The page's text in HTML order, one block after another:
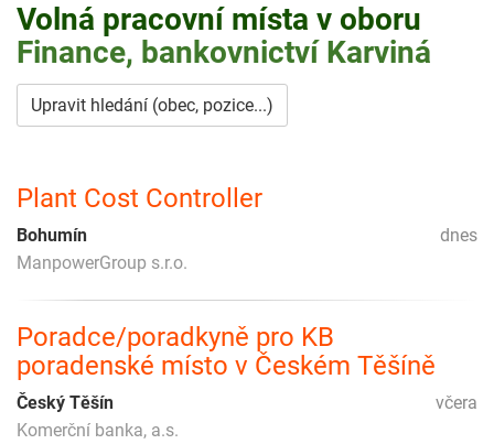
Volná pracovní místa v oboru
Finance, bankovnictví Karviná
Upravit hledání (obec, pozice...)
Plant Cost Controller
dnes
Bohumín
ManpowerGroup s.r.o.
Poradce/poradkyně pro KB
poradenské místo v Českém Těšíně
včera
Český Těšín
Komerční banka, a.s.